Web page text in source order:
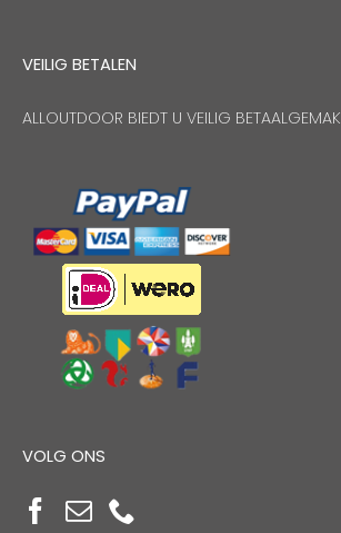
VEILIG BETALEN
ALLOUTDOOR BIEDT U VEILIG BETAALGEMAK
VOLG ONS